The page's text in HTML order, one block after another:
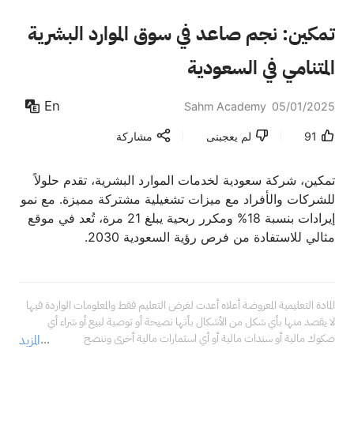
تمكين: نجم صاعد في سوق الموارد البشرية
المتنامي في السعودية
Sahm Academy 05/01/2025
En
91 لم يعجبنى مشاركة
تمكين، شركة سعودية لخدمات الموارد البشرية، تقدم حلولاً
للشركات والأفراد مع ميزات تشغيلية مشتركة مميزة. مع نمو
إيرادات بنسبة 18% ومكرر ربحية يبلغ 21 مرة، تُعد في موقع
مثالي للاستفادة من فرص رؤية السعودية 2030.
المزيد
المادة التعليمية المعروضة أعلاه أعدت لغرض التعليم فقط والمعلومات الواردة فيها
لا يقصد منها بأي شكل من الأشكال بأنها نصيحة أو توصية لبيع أو شراء أي
صكوك مالية أو سندات مالية أو أي اسثمارات مالية أخرى وننصح